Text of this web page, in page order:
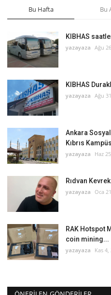
Bu Hafta Bu
KIBHAS
yazayaza Ağu
KIBHAS
yazayaza Ağu
Ankara
Kıbrıs
yazayaza Haz
Rıdvan
yazayaza Oca
RAK Hotspot
coin mining...
yazayaza Kas 4,